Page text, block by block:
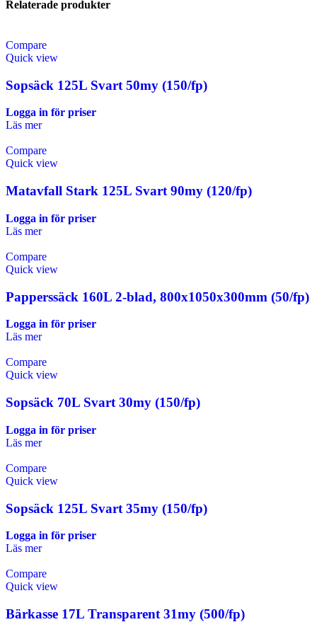
Relaterade produkter
Compare
Quick view
Sopsäck 125L Svart 50my (150/fp)
Logga in för priser
Läs mer
Compare
Quick view
Matavfall Stark 125L Svart 90my (120/fp)
Logga in för priser
Läs mer
Compare
Quick view
Papperssäck 160L 2-blad, 800x1050x300mm (50/fp)
Logga in för priser
Läs mer
Compare
Quick view
Sopsäck 70L Svart 30my (150/fp)
Logga in för priser
Läs mer
Compare
Quick view
Sopsäck 125L Svart 35my (150/fp)
Logga in för priser
Läs mer
Compare
Quick view
Bärkasse 17L Transparent 31my (500/fp)